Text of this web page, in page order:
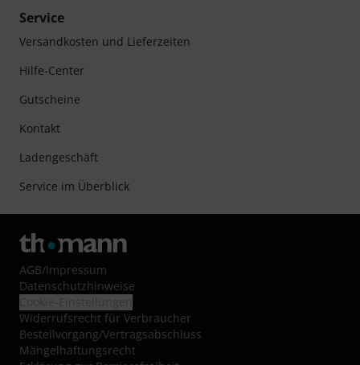
Service
Versandkosten und Lieferzeiten
Hilfe-Center
Gutscheine
Kontakt
Ladengeschäft
Service im Überblick
AGB/Impressum
Datenschutzhinweise
Widerrufsrecht für Verbraucher
Bestellvorgang/Vertragsabschluss
Mängelhaftungsrecht